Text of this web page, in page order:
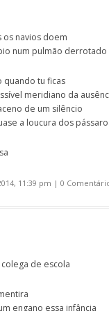
os navios doem
num pulmão derrotado
quando tu ficas
meridiano da
de um silêncio
a loucura dos
11:39 pm | 0
colega de escola
engano essa infância